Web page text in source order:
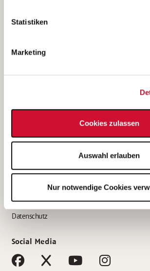
unsererDatenschutzerklärung
Statistiken
Marketing
Cookies zulassen
Auswahl erlauben
Nur notwendige Cookies
(Ein Tochterunternehmen des AWO
e.V.)
Bewerbung als Altenpflegehelfer*in
Bewerbung als Erzieher*in
AWO Gliederungen nach Bundesland
Impressum
Datenschutz
Social Media